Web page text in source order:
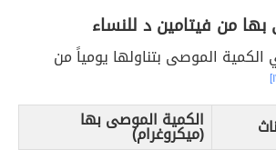
من فيتامين د للنساء
الكمية الموصى بتناولها يومياً من
الكمية الموصى بها
(ميكروغرام)